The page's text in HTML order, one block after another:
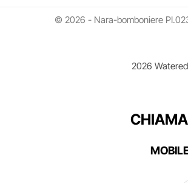
© 2026 - Nara-bomboniere
2026
CHIAMA